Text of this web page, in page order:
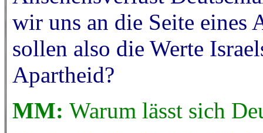
wir uns an die Seite eines
sollen also die Werte
Apartheid?
MM: Warum lässt sich